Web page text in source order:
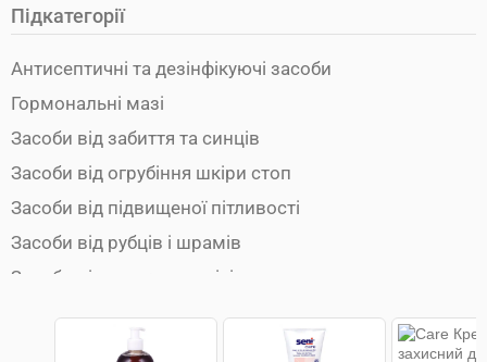
Підкатегорії
Антисептичні та дезінфікуючі засоби
Гормональні мазі
Засоби від забиття та синців
Засоби від огрубіння шкіри стоп
Засоби від підвищеної пітливості
Засоби від рубців і шрамів
Засоби від сонячних опіків
Лікування лупи, себореї, волосистих дерматитів
Пелюшковий дерматит